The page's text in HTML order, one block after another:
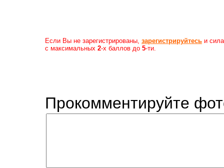
Если Вы не зарегистрированы, зарегистрируйтесь и
с максимальных 2-х баллов до 5-ти.
Прокомментируйте